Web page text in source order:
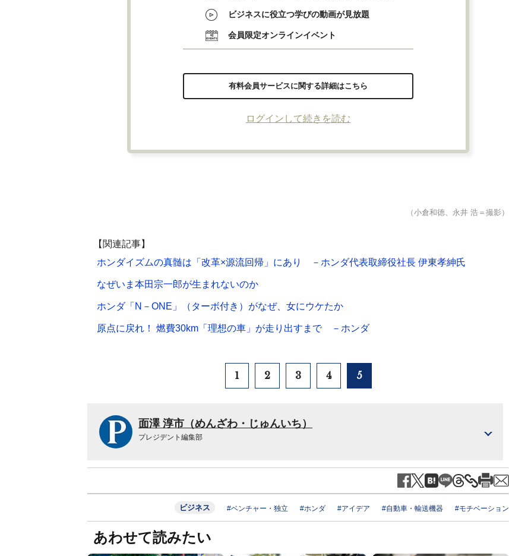
ビジネスに役立つ学びの動画が見放題
会員限定オンラインイベント
有料会員サービスに関する詳細はこちら
ログインして続きを読む
（小倉和徳、永井 浩＝撮影）
【関連記事】
ホンダイズムの真髄は「改革×源流回帰」にあり －ホンダ代表取締役社長 伊東孝紳氏
なぜいま本田宗一郎が生まれないのか
ホンダ「N－ONE」（ターボ付き）がなぜ、女にウケたか
原点に戻れ！ 燃費30km「理想の車」が走り出すまで －ホンダ
1 2 3 4 5
面澤 淳市（めんざわ・じゅんいち）
プレジデント編集部
ビジネス #ベンチャー・独立 #ホンダ #アイデア #自動車・輸送機器 #モチベーション
あわせて読みたい